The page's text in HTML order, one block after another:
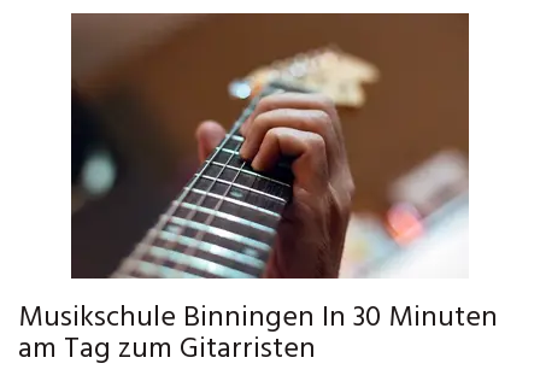
Musikschule Binningen In 30 Minuten
am Tag zum Gitarristen